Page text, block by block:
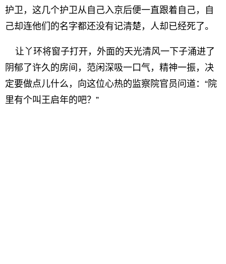
护卫，这几个护卫从自己入京后便一直跟着自己，自
己却连他们的名字都还没有记清楚，人却已经死了。
让丫环将窗子打开，外面的天光清风一下子涌进了
阴郁了许久的房间，范闲深吸一口气，精神一振，决
定要做点儿什么，向这位心热的监察院官员问道：“院
里有个叫王启年的吧？”